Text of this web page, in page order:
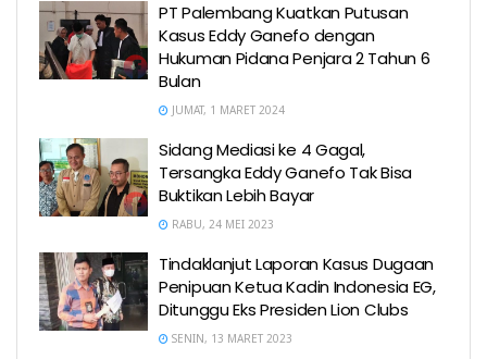
PT Palembang Kuatkan Putusan
Kasus Eddy Ganefo dengan
Hukuman Pidana Penjara 2 Tahun 6
Bulan
JUMAT, 1 MARET 2024
Sidang Mediasi ke 4 Gagal,
Tersangka Eddy Ganefo Tak Bisa
Buktikan Lebih Bayar
RABU, 24 MEI 2023
Tindaklanjut Laporan Kasus Dugaan
Penipuan Ketua Kadin Indonesia EG,
Ditunggu Eks Presiden Lion Clubs
SENIN, 13 MARET 2023